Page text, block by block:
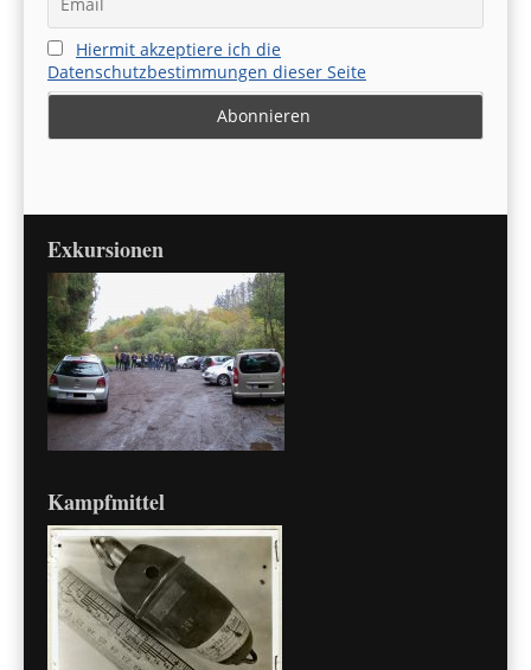
Hiermit akzeptiere ich die
Datenschutzbestimmungen dieser Seite
Exkursionen
Kampfmittel